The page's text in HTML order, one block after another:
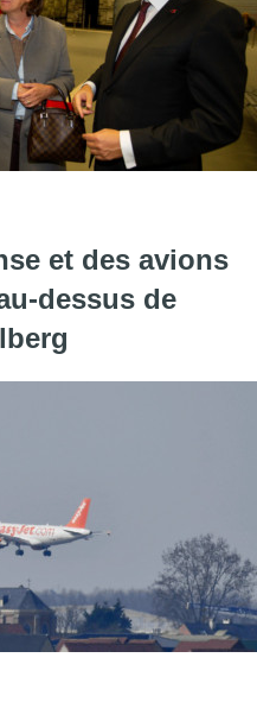
"Un nouvel accès direct
et des avions
dessus de
"Un trafic aérien intense